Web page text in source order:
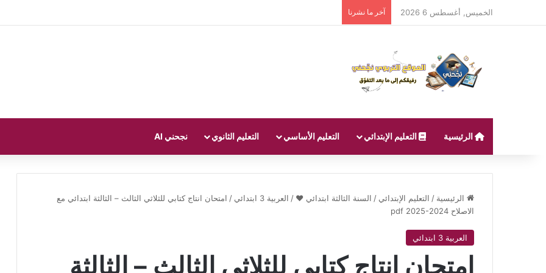
الخميس, أغسطس 6 2026 آخر ما نشرنا
الرئيسية التعليم الإبتدائي التعليم الأساسي التعليم الثانوي نجحني AI
الرئيسية / التعليم الإبتدائي / السنة الثالثة ابتدائي ❤ / العربية 3 ابتدائي / امتحان انتاج كتابي للثلاثي الثالث – الثالثة ابتدائي مع
الاصلاح pdf 2025-2024
العربية 3 ابتدائي
امتحان انتاج كتابي للثلاثي الثالث – الثالثة